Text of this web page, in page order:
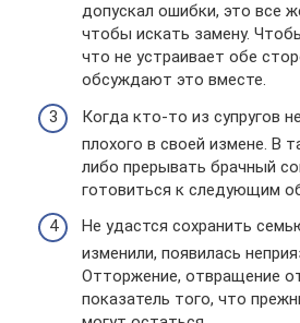
допускал ошибки, это все
чтобы искать замену.
что не устраивает обе
обсуждают это вместе.
Когда кто-то из супругов
плохого в своей измене. В
либо прерывать брачный
готовиться к следующим
Не удастся сохранить
изменили, появилась
Отторжение, отвращение
показатель того, что